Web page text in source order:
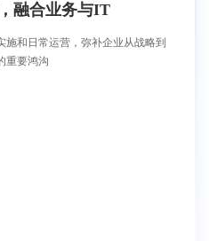
融合业务与IT
施和日常运营，弥补企业从战略到
重要鸿沟